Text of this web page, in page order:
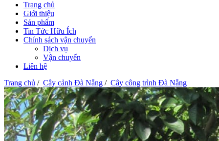
Trang chủ
Giới thiệu
Sản phẩm
Tin Tức Hữu Ích
Chính sách vận chuyển
Dịch vụ
Vận chuyển
Liên hệ
Trang chủ / Cây cảnh Đà Nẵng / Cây công trình Đà Nẵng